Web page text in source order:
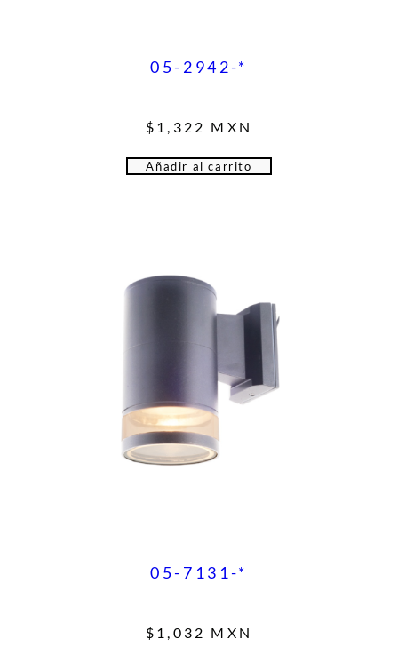
05-2942-*
$ 1,322 MXN
Añadir al carrito
05-7131-*
$ 1,032 MXN